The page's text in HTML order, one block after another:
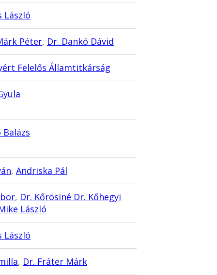
László
Péter, Dr. Dankó Dávid
Felelős Államtitkárság
, Andriska Pál
, Dr. Kőrösiné Dr. Kőhegyi
László
László
, Dr. Fráter Márk